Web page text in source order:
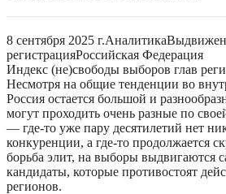
8 сентября 2025 г.Аналитика
регистрацияРоссийская Федерация
Индекс (не)свободы выборов глав
Несмотря на общие тенденции во
Россия остается большой и
могут проходить очень разные по
— где-то уже пару десятилетий нет
конкуренции, а где-то продолжается
борьба элит, на выборы выдвигаются
кандидаты, которые противостоят
регионов.